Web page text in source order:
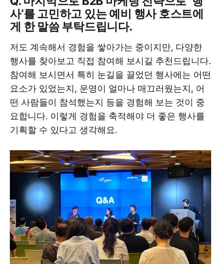
사’를 고민하고 있는 예비 행사 호스트에
게 한 말씀 부탁드립니다.
저도 계속해서 경험을 쌓아가는 중이지만, 다양한
행사를 찾아보고 직접 참여해 보시길 추천드립니다.
참여해 보시면서 특히 눈길을 끌었던 행사에는 어떤
요소가 있었는지, 운영이 얼마나 매끄러웠는지, 어
떤 사람들이 참석했는지 등을 경험해 보는 것이 중
요합니다. 이렇게 경험을 축적해야 더 좋은 행사를
기획할 수 있다고 생각해요.